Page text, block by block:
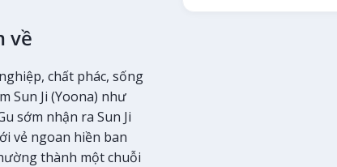
về
chất phác, sống
Sun Ji (Yoona) như
sớm nhận ra Sun Ji
vẻ ngoan hiền ban
thành một chuỗi